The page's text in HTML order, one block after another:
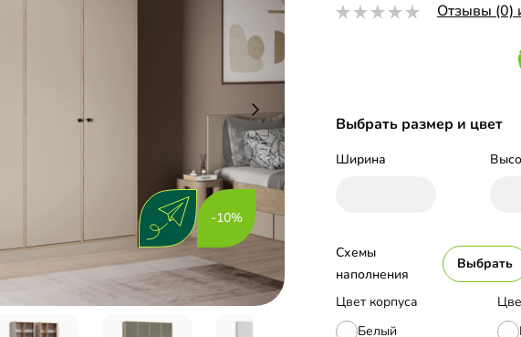
-10%
Отзывы (0)
Выбрать размер и цвет
Ширина
Цвет корпуса
Белый
Схемы
наполнения
Выбрать